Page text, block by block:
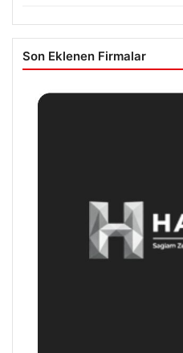
Son Eklenen Firmalar